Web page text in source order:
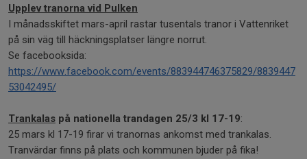
Upplev tranorna vid Pulken
I månadsskiftet mars-april rastar tusentals tranor i Vattenriket
på sin väg till häckningsplatser längre norrut.
Se facebooksida:
https://www.facebook.com/events/883944746375829/8839447
53042495/
Trankalas på nationella trandagen 25/3 kl 17-19:
25 mars kl 17-19 firar vi tranornas ankomst med trankalas.
Tranvärdar finns på plats och kommunen bjuder på fika!